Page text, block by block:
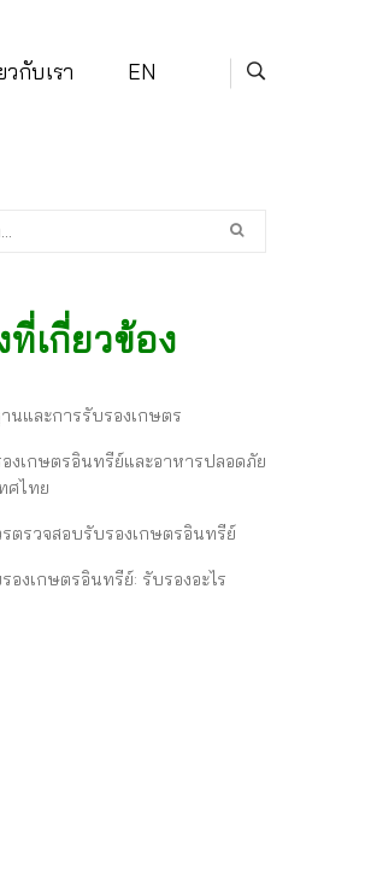
วกับเรา EN
ที่เกี่ยวข้อง
นและการรับรองเกษตร
งเกษตรอินทรีย์และอาหารปลอดภัย
ศไทย
ตรวจสอบรับรองเกษตรอินทรีย์
องเกษตรอินทรีย์: รับรองอะไร